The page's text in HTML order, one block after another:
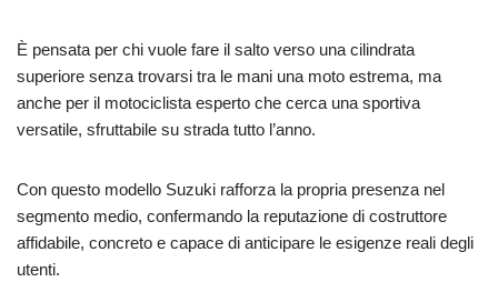
È pensata per chi vuole fare il salto verso una cilindrata
superiore senza trovarsi tra le mani una moto estrema, ma
anche per il motociclista esperto che cerca una sportiva
versatile, sfruttabile su strada tutto l’anno.
Con questo modello Suzuki rafforza la propria presenza nel
segmento medio, confermando la reputazione di costruttore
affidabile, concreto e capace di anticipare le esigenze reali degli
utenti.